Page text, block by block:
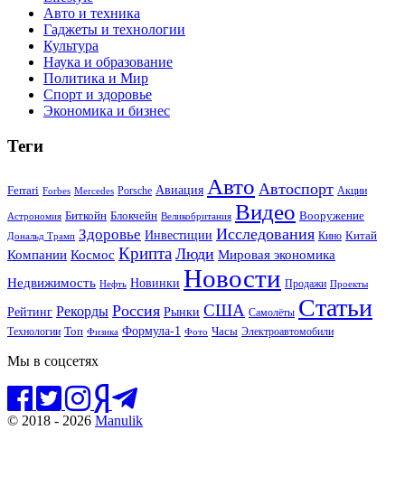
Авто и техника
Гаджеты и технологии
Культура
Наука и образование
Политика и Мир
Спорт и здоровье
Экономика и бизнес
Теги
Ferrari Forbes Mercedes Porsche Авиация Авто Автоспорт Акции
Астрономия Биткойн Блокчейн Великобритания Видео Вооружение
Дональд Трамп Здоровье Инвестиции Исследования Кино Китай
Компании Космос Крипта Люди Мировая экономика
Недвижимость Нефть Новинки Новости Продажи Проекты
Рейтинг Рекорды Россия Рынки США Самолёты Статьи
Технологии Топ Физика Формула-1 Фото Часы Электроавтомобили
Мы в соцсетях
© 2018 - 2026 Manulik